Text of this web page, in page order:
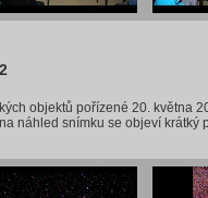
objektů pořízené 20. května
náhled snímku se objeví